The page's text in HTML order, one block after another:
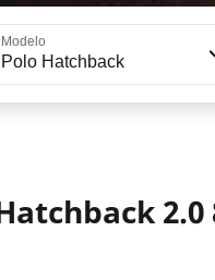
Modelo
Polo Hatchback
2.0